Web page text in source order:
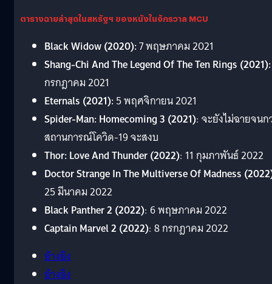
ตารางฉายล่าสุดในสหรัฐฯ ของหนังในจักรวาล MCU
Black Widow (2020):7 พฤษภาคม 2021
Shang-Chi And The Legend Of The Ten Rings
กรกฎาคม 2021
Eternals (2021):5 พฤศจิกายน 2021
Spider-Man: Homecoming 3 (2021): จะยังไม่ฉายจนก
สถานการณ์โควิด-19 จะสงบ
Thor: Love And Thunder (2022): 11 กุมภาพันธ์ 2022
Doctor Strange In The Multiverse Of Madness
25 มีนาคม 2022
Black Panther 2 (2022): 6 พฤษภาคม 2022
Captain Marvel 2 (2022): 8 กรกฎาคม 2022
อ้างอิง
อ้างอิง